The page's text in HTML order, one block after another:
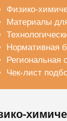
Физико-
Материалы
Нормативная
Чек-лист